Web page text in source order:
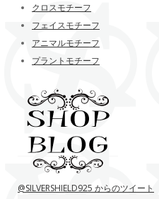
クロスモチーフ
フェイスモチーフ
アニマルモチーフ
プラントモチーフ
@SILVERSHIELD925 からのツイート